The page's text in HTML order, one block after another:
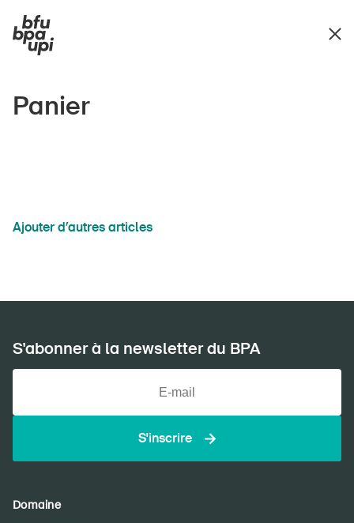
Panier
Ajouter d’autres articles
S'abonner à la newsletter du BPA
S'inscrire
Domaine